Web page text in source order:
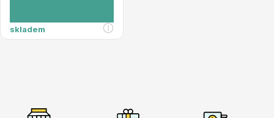
Ovocné stromy
skladem